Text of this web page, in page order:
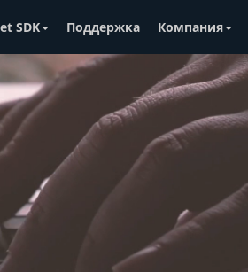
SDK Поддержка Компания